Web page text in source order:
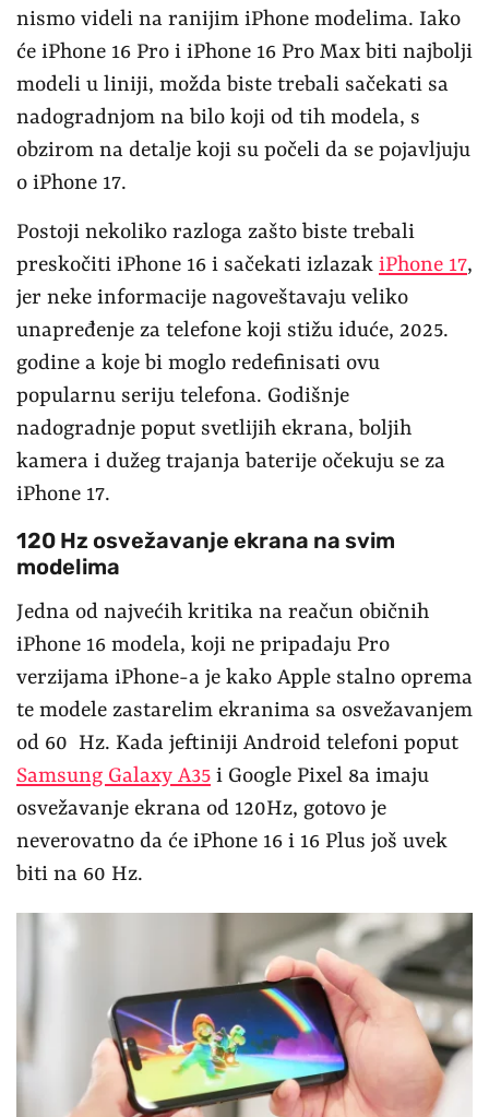
nismo videli na ranijim iPhone modelima. Iako
će iPhone 16 Pro i iPhone 16 Pro Max biti najbolji
modeli u liniji, možda biste trebali sačekati sa
nadogradnjom na bilo koji od tih modela, s
obzirom na detalje koji su počeli da se pojavljuju
o iPhone 17.
Postoji nekoliko razloga zašto biste trebali
preskočiti iPhone 16 i sačekati izlazak iPhone 17,
jer neke informacije nagoveštavaju veliko
unapređenje za telefone koji stižu iduće, 2025.
godine a koje bi moglo redefinisati ovu
popularnu seriju telefona. Godišnje
nadogradnje poput svetlijih ekrana, boljih
kamera i dužeg trajanja baterije očekuju se za
iPhone 17.
120 Hz osvežavanje ekrana na svim
modelima
Jedna od najvećih kritika na reačun običnih
iPhone 16 modela, koji ne pripadaju Pro
verzijama iPhone-a je kako Apple stalno oprema
te modele zastarelim ekranima sa osvežavanjem
od 60 Hz. Kada jeftiniji Android telefoni poput
Samsung Galaxy A35 i Google Pixel 8a imaju
osvežavanje ekrana od 120Hz, gotovo je
neverovatno da će iPhone 16 i 16 Plus još uvek
biti na 60 Hz.